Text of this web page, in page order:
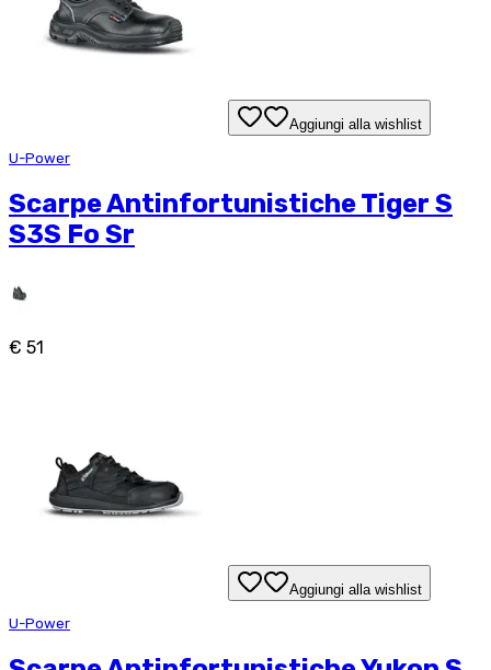
Aggiungi alla wishlist
U-Power
Scarpe Antinfortunistiche Tiger S
S3S Fo Sr
€ 51
Aggiungi alla wishlist
U-Power